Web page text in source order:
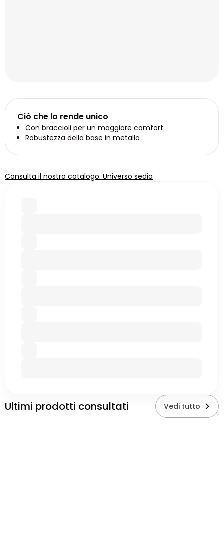
Ciò che lo rende unico
Con braccioli per un maggiore comfort
Robustezza della base in metallo
Consulta il nostro catalogo: Universo sedia
Ultimi prodotti consultati Vedi tutto